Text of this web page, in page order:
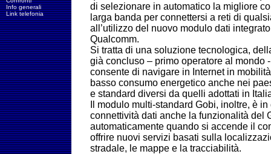
Info generali
Link telefonia
di selezionare in automatico la migliore
larga banda per connettersi a reti di
all’utilizzo del nuovo modulo dati
Qualcomm.
Si tratta di una soluzione tecnologica,
già concluso – primo operatore al mondo
consente di navigare in Internet in
basso consumo energetico anche nei
e standard diversi da quelli adottati in
Il modulo multi-standard Gobi, inoltre, è
connettività dati anche la funzionalità del
automaticamente quando si accende il
offrire nuovi servizi basati sulla
stradale, le mappe e la tracciabilità.